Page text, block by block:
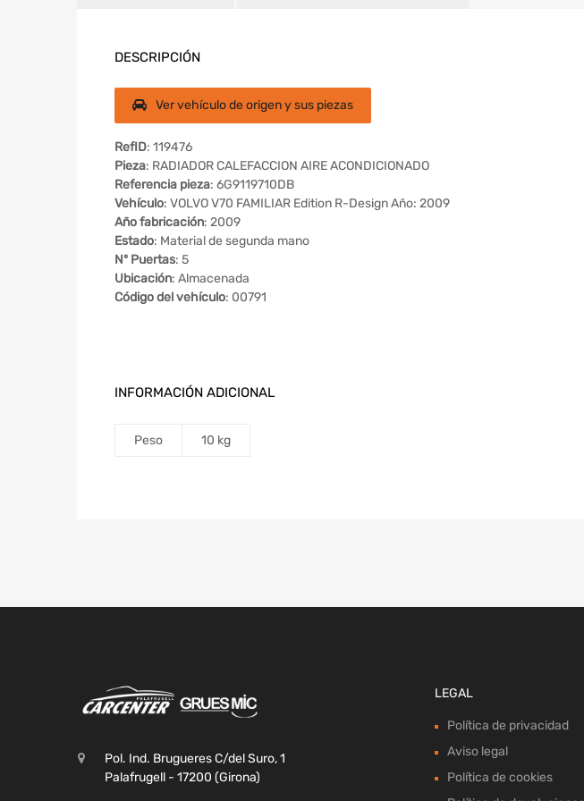
DESCRIPCIÓN
Ver vehículo de origen y sus piezas
RefID: 119476
Pieza: RADIADOR CALEFACCION AIRE ACONDICIONADO
Referencia pieza: 6G9119710DB
Vehículo: VOLVO V70 FAMILIAR Edition R-Design Año: 2009
Año fabricación: 2009
Estado: Material de segunda mano
Nº Puertas: 5
Ubicación: Almacenada
Código del vehículo: 00791
INFORMACIÓN ADICIONAL
Peso 10 kg
Pol. Ind. Brugueres C/del Suro, 1
Palafrugell - 17200 (Girona)
LEGAL
Política de privacidad
Aviso legal
Política de cookies